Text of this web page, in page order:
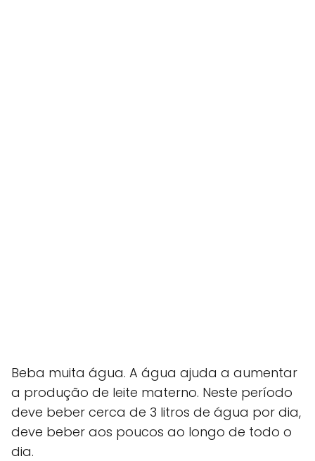
Beba muita água. A água ajuda a aumentar
a produção de leite materno. Neste período
deve beber cerca de 3 litros de água por dia,
deve beber aos poucos ao longo de todo o
dia.